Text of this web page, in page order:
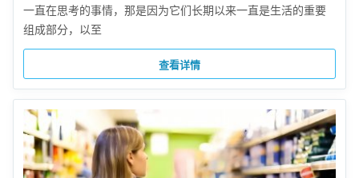
一直在思考的事情，那是因为它们长期以来一直是生活的重要
组成部分，以至
查看详情